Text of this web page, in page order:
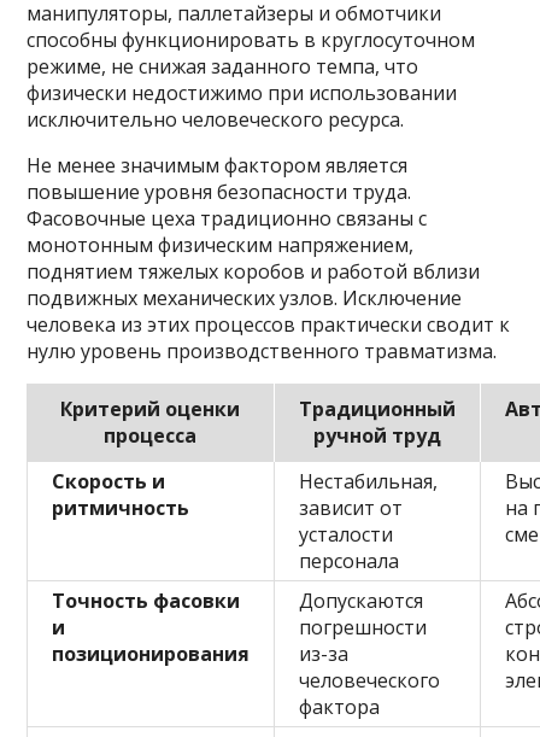
манипуляторы, паллетайзеры и обмотчики
способны функционировать в круглосуточном
режиме, не снижая заданного темпа, что
физически недостижимо при использовании
исключительно человеческого ресурса.
Не менее значимым фактором является
повышение уровня безопасности труда.
Фасовочные цеха традиционно связаны с
монотонным физическим напряжением,
поднятием тяжелых коробов и работой вблизи
подвижных механических узлов. Исключение
человека из этих процессов практически сводит к
нулю уровень производственного травматизма.
Критерий оценки
процесса
Традиционный
ручной труд
Скорость и
ритмичность
Нестабильная,
зависит от
усталости
персонала
на
Точность фасовки
и
позиционирования
Допускаются
погрешности
из-за
человеческого
фактора